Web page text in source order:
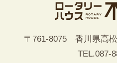
〒761-8075 香川県高
TEL.087-